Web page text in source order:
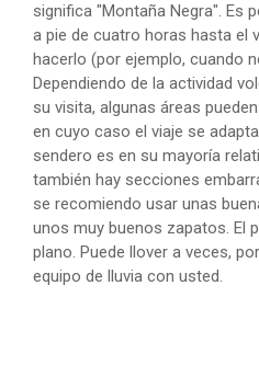
significa "Montaña Negra". Es
a pie de cuatro horas hasta el
hacerlo (por ejemplo, cuando
Dependiendo de la actividad
su visita, algunas áreas
en cuyo caso el viaje se
sendero es en su mayoría
también hay secciones
se recomiendo usar unas
unos muy buenos zapatos. El
plano. Puede llover a veces,
equipo de lluvia con usted.